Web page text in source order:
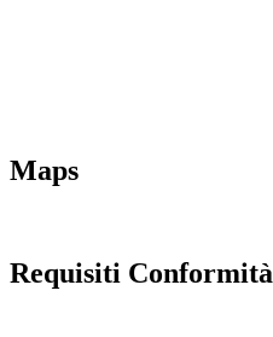
Maps
Requisiti Conformità